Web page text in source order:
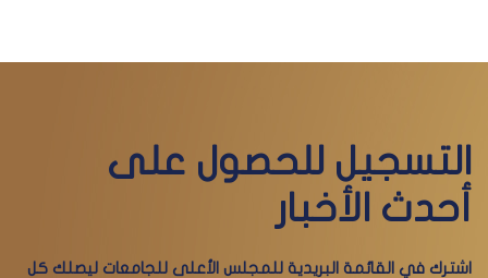
التسجيل للحصول على
أحدث الأخبار
اشترك في القائمة البريدية للمجلس الأعلى للجامعات ليصلك كل